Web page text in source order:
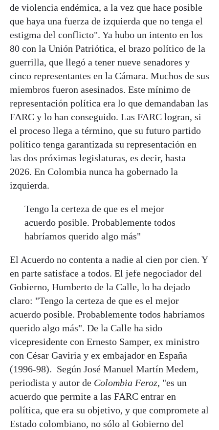
de violencia endémica, a la vez que hace posible
que haya una fuerza de izquierda que no tenga el
estigma del conflicto". Ya hubo un intento en los
80 con la Unión Patriótica, el brazo político de la
guerrilla, que llegó a tener nueve senadores y
cinco representantes en la Cámara. Muchos de sus
miembros fueron asesinados. Este mínimo de
representación política era lo que demandaban las
FARC y lo han conseguido. Las FARC logran, si
el proceso llega a término, que su futuro partido
político tenga garantizada su representación en
las dos próximas legislaturas, es decir, hasta
2026. En Colombia nunca ha gobernado la
izquierda.
Tengo la certeza de que es el mejor
acuerdo posible. Probablemente todos
habríamos querido algo más"
El Acuerdo no contenta a nadie al cien por cien. Y
en parte satisface a todos. El jefe negociador del
Gobierno, Humberto de la Calle, lo ha dejado
claro: "Tengo la certeza de que es el mejor
acuerdo posible. Probablemente todos habríamos
querido algo más". De la Calle ha sido
vicepresidente con Ernesto Samper, ex ministro
con César Gaviria y ex embajador en España
(1996-98). Según José Manuel Martín Medem,
periodista y autor de Colombia Feroz, "es un
acuerdo que permite a las FARC entrar en
política, que era su objetivo, y que compromete al
Estado colombiano, no sólo al Gobierno del